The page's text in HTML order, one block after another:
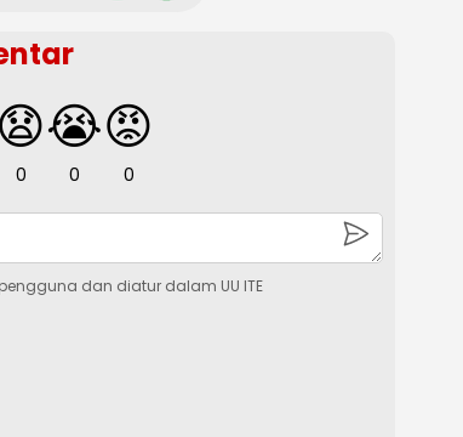
😧
0
😭
0
😡
0
dan diatur dalam UU ITE